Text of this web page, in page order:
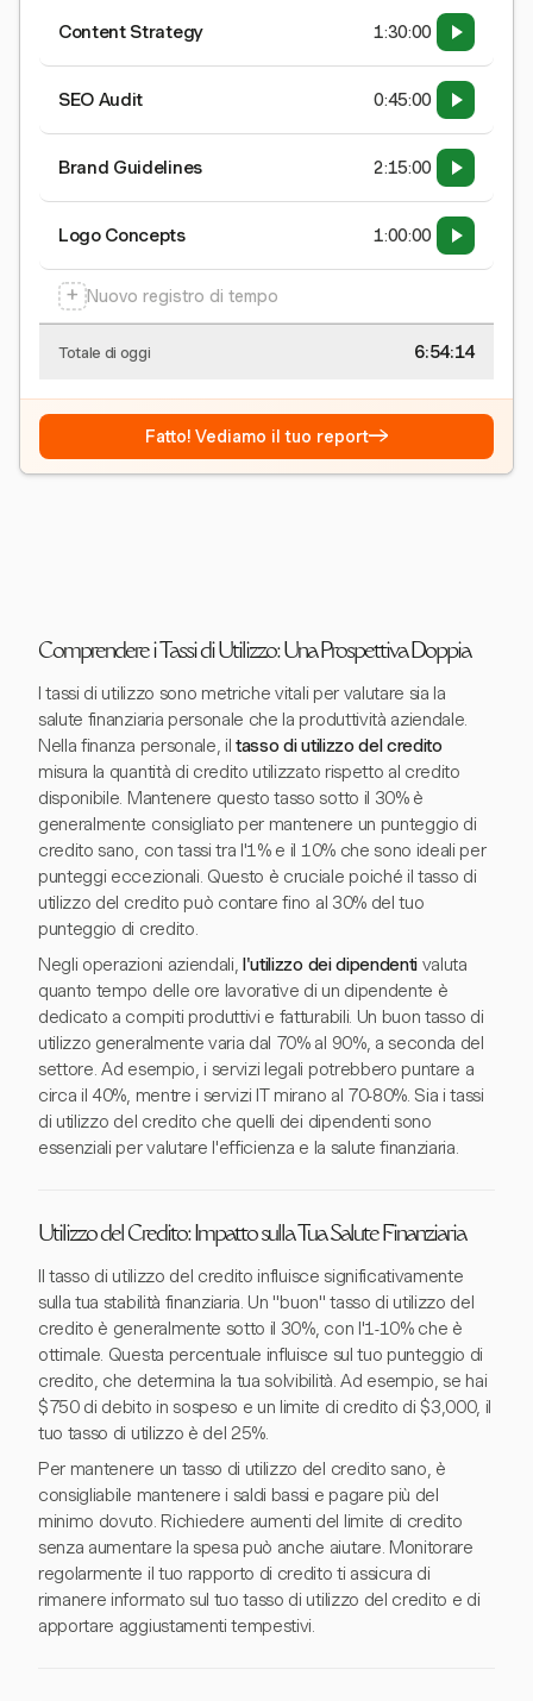
Content Strategy 1:30:00
SEO Audit 0:45:00
Brand Guidelines 2:15:00
Logo Concepts 1:00:00
+ Nuovo registro di tempo
Totale di oggi 6:54:15
Fatto! Vediamo il tuo report→
Comprendere i Tassi di Utilizzo: Una Prospettiva Doppia
I tassi di utilizzo sono metriche vitali per valutare sia la
salute finanziaria personale che la produttività aziendale.
Nella finanza personale, iltasso di utilizzo del credito
misura la quantità di credito utilizzato rispetto al credito
disponibile. Mantenere questo tasso sotto il 30% è
generalmente consigliato per mantenere un punteggio di
credito sano, con tassi tra l'1% e il 10% che sono ideali per
punteggi eccezionali. Questo è cruciale poiché il tasso di
utilizzo del credito può contare fino al 30% del tuo
punteggio di credito.
Negli operazioni aziendali,l'utilizzo dei dipendenti valuta
quanto tempo delle ore lavorative di un dipendente è
dedicato a compiti produttivi e fatturabili. Un buon tasso di
utilizzo generalmente varia dal 70% al 90%, a seconda del
settore. Ad esempio, i servizi legali potrebbero puntare a
circa il 40%, mentre i servizi IT mirano al 70-80%. Sia i tassi
di utilizzo del credito che quelli dei dipendenti sono
essenziali per valutare l'efficienza e la salute finanziaria.
Utilizzo del Credito: Impatto sulla Tua Salute Finanziaria
Il tasso di utilizzo del credito influisce significativamente
sulla tua stabilità finanziaria. Un "buon" tasso di utilizzo del
credito è generalmente sotto il 30%, con l'1-10% che è
ottimale. Questa percentuale influisce sul tuo punteggio di
credito, che determina la tua solvibilità. Ad esempio, se hai
$750 di debito in sospeso e un limite di credito di $3,000, il
tuo tasso di utilizzo è del 25%.
Per mantenere un tasso di utilizzo del credito sano, è
consigliabile mantenere i saldi bassi e pagare più del
minimo dovuto. Richiedere aumenti del limite di credito
senza aumentare la spesa può anche aiutare. Monitorare
regolarmente il tuo rapporto di credito ti assicura di
rimanere informato sul tuo tasso di utilizzo del credito e di
apportare aggiustamenti tempestivi.